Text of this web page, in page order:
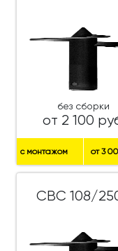
без сборки
от 2 100
с монтажом от 3
СВС 108/